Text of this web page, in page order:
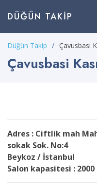
DÜĞÜN TAKIP
Düğün Takip Çavusbasi
Çavusbasi
Adres : Ciftlik mah
sokak Sok. No:4
Beykoz / İstanbul
Salon kapasitesi : 2000